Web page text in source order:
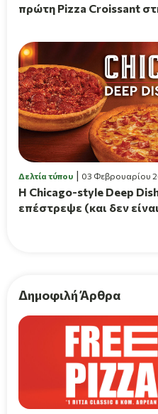
πρώτη Pizza Croissant
Δελτία τύπου 03 Φεβρουαρίου
Η Chicago-style Deep
επέστρεψε (και δεν
Δημοφιλή Άρθρα